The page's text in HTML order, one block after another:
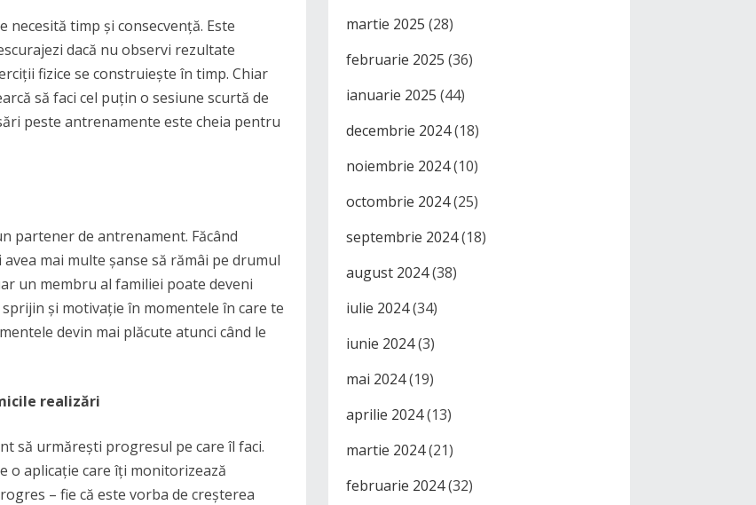
necesită timp și consecvență. Este
dacă nu observi rezultate
fizice se construiește în timp. Chiar
să faci cel puțin o sesiune scurtă de
peste antrenamente este cheia pentru
partener de antrenament. Făcând
mai multe șanse să rămâi pe drumul
un membru al familiei poate deveni
și motivație în momentele în care te
devin mai plăcute atunci când le
realizări
să urmărești progresul pe care îl faci.
o aplicație care îți monitorizează
– fie că este vorba de creșterea
martie 2025 (28)
februarie 2025 (36)
ianuarie 2025 (44)
decembrie 2024(18)
noiembrie 2024(10)
octombrie 2024(25)
septembrie 2024(18)
august 2024(38)
iulie 2024(34)
iunie 2024(3)
mai 2024(19)
aprilie 2024(13)
martie 2024(21)
februarie 2024(32)